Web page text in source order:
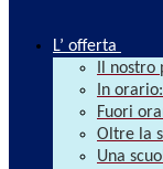
L’ offerta
Il nostro
In
Fuori
Oltre la
Una